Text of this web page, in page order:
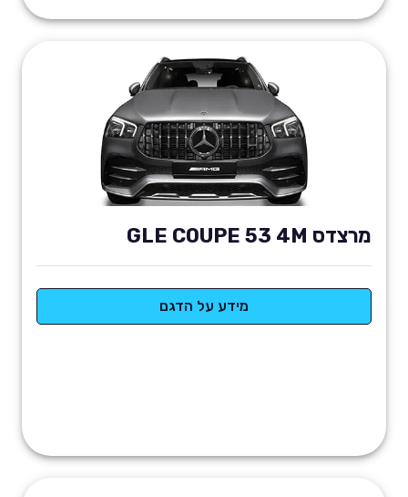
מרצדס GLE COUPE 53 4M
מידע על הדגם